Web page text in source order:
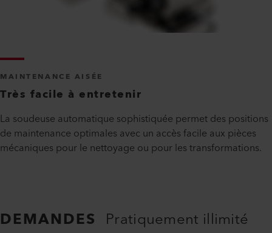
MAINTENANCE AISÉE
Très facile à entretenir
La soudeuse automatique sophistiquée permet des positions
de maintenance optimales avec un accès facile aux pièces
mécaniques pour le nettoyage ou pour les transformations.
DEMANDES Pratiquement illimité